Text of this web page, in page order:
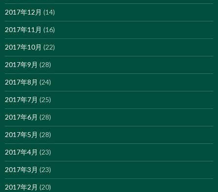
2017年12月 (14)
2017年11月 (16)
2017年10月 (22)
2017年9月 (28)
2017年8月 (24)
2017年7月 (25)
2017年6月 (28)
2017年5月 (28)
2017年4月 (23)
2017年3月 (23)
2017年2月 (20)